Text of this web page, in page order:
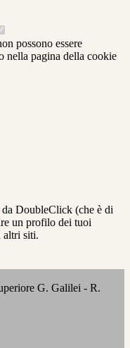
possono essere
nella pagina della cookie
DoubleClick (che è di
un profilo dei tuoi
altri siti.
G. Galilei - R.